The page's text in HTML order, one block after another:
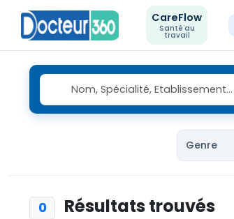
CareFlow
Santé au
travail
0 Résultats trouvés